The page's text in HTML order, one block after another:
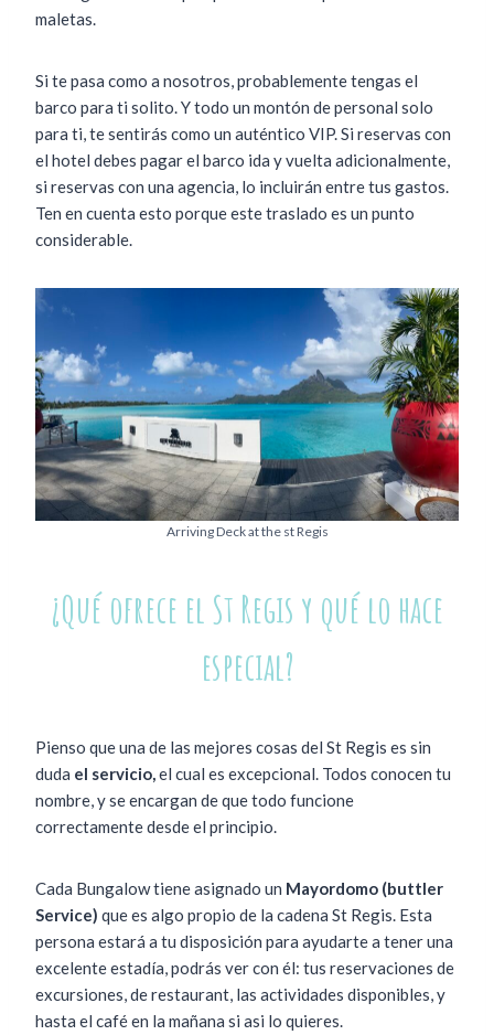
maletas.
Si te pasa como a nosotros, probablemente tengas el
barco para ti solito. Y todo un montón de personal solo
para ti, te sentirás como un auténtico VIP. Si reservas con
el hotel debes pagar el barco ida y vuelta adicionalmente,
si reservas con una agencia, lo incluirán entre tus gastos.
Ten en cuenta esto porque este traslado es un punto
considerable.
Arriving Deck at the st Regis
¿Qué ofrece el St Regis y qué lo hace
especial?
Pienso que una de las mejores cosas del St Regis es sin
duda el servicio, el cual es excepcional. Todos conocen tu
nombre, y se encargan de que todo funcione
correctamente desde el principio.
Cada Bungalow tiene asignado un Mayordomo (buttler
Service) que es algo propio de la cadena St Regis. Esta
persona estará a tu disposición para ayudarte a tener una
excelente estadía, podrás ver con él: tus reservaciones de
excursiones, de restaurant, las actividades disponibles, y
hasta el café en la mañana si asi lo quieres.